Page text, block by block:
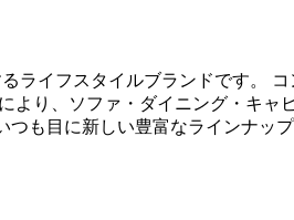
ライフスタイルブランドです。
り、ソファ・ダイニング・キ
も目に新しい豊富なラインナッ